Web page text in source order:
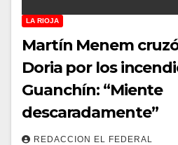
LA RIOJA
Martín Menem
Doria por los
Guanchín: “Miente
descaradamente”
REDACCION EL FEDERAL